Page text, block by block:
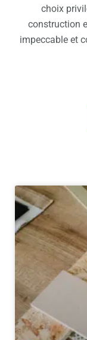
choix
construction
impeccable et